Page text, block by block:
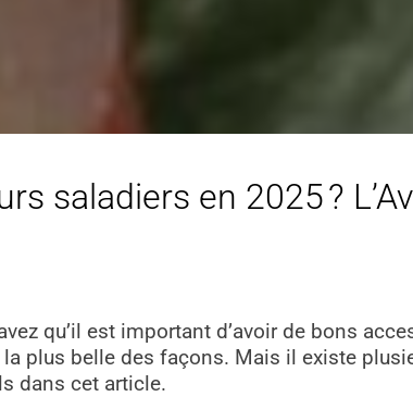
saladiers en 2025 ?
qu’il est important d’avoir de bons
plus belle des façons. Mais il existe
dans cet article.